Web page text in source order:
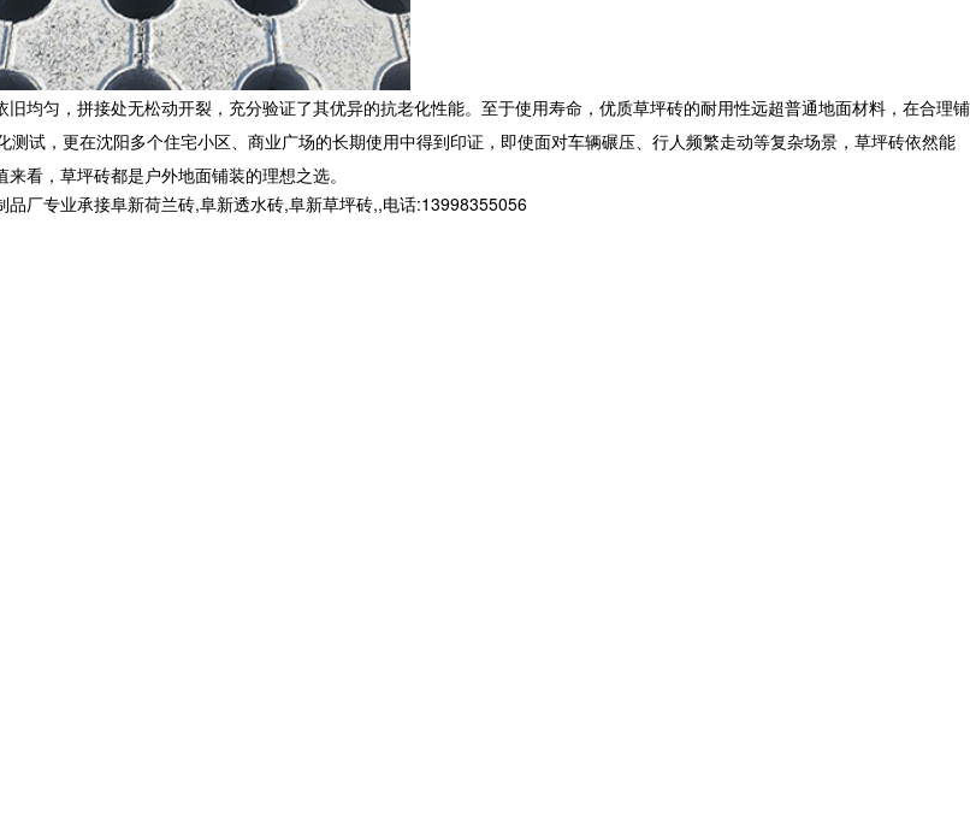
均匀，拼接处无松动开裂，充分验证了其优异的抗老化性能。至于使用寿命，优质草坪砖的耐用性远超普通地面材料，在合理铺
，更在沈阳多个住宅小区、商业广场的长期使用中得到印证，即使面对车辆碾压、行人频繁走动等复杂场景， 草坪砖依然能
看，草坪砖都是户外地面铺装的理想之选。
厂专业承接阜新荷兰砖,阜新透水砖,阜新草坪砖,,电话:13998355056